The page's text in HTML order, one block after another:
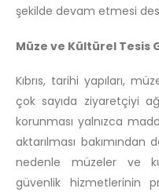
şekilde devam etmesi
Müze ve Kültürel Tesis
Kıbrıs, tarihi yapıları,
çok sayıda ziyaretçiyi
korunması yalnızca
aktarılması
nedenle müzeler ve
güvenlik hizmetlerinin